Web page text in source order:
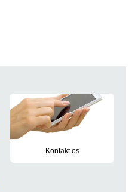
Kontakt os